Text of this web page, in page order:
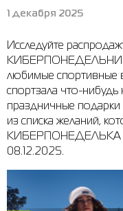
Жилеты
Комбинезоны
Костюмы
Леггинсы
Платья
Полуботинки
Сандалии
Сапоги
Горнолыжный инвентарь
Мячи
Носки
Рюкзаки
Уходовые средства
Columbia
Evoids
Jack Wolfskin
Nike
Radder
Ветровки
Костюмы
Куртки
Футболки
Кроссовки
Магазины
Контакт центр
Программа лояльности
Личный кабинет
1 декабря 2025
Исследуйте
КИБЕРПОНЕДЕЛЬНИК
любимые спортивные
спортзала что-нибудь
праздничные подарки
из списка желаний,
КИБЕРПОНЕДЕЛЬКА
08.12.2025.